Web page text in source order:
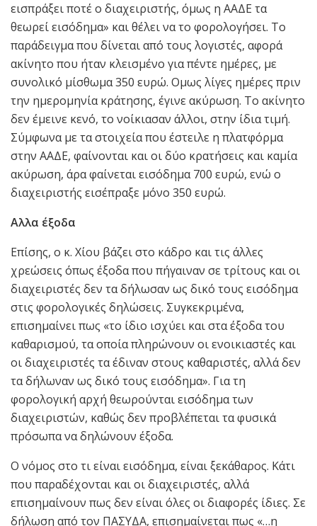
εισπράξει ποτέ ο διαχειριστής, όμως η ΑΑΔΕ τα
θεωρεί εισόδημα» και θέλει να το φορολογήσει. Το
παράδειγμα που δίνεται από τους λογιστές, αφορά
ακίνητο που ήταν κλεισμένο για πέντε ημέρες, με
συνολικό μίσθωμα 350 ευρώ. Ομως λίγες ημέρες πριν
την ημερομηνία κράτησης, έγινε ακύρωση. Το ακίνητο
δεν έμεινε κενό, το νοίκιασαν άλλοι, στην ίδια τιμή.
Σύμφωνα με τα στοιχεία που έστειλε η πλατφόρμα
στην ΑΑΔΕ, φαίνονται και οι δύο κρατήσεις και καμία
ακύρωση, άρα φαίνεται εισόδημα 700 ευρώ, ενώ ο
διαχειριστής εισέπραξε μόνο 350 ευρώ.
Αλλα έξοδα
Επίσης, ο κ. Χίου βάζει στο κάδρο και τις άλλες
χρεώσεις όπως έξοδα που πήγαιναν σε τρίτους και οι
διαχειριστές δεν τα δήλωσαν ως δικό τους εισόδημα
στις φορολογικές δηλώσεις. Συγκεκριμένα,
επισημαίνει πως «το ίδιο ισχύει και στα έξοδα του
καθαρισμού, τα οποία πληρώνουν οι ενοικιαστές και
οι διαχειριστές τα έδιναν στους καθαριστές, αλλά δεν
τα δήλωναν ως δικό τους εισόδημα». Για τη
φορολογική αρχή θεωρούνται εισόδημα των
διαχειριστών, καθώς δεν προβλέπεται τα φυσικά
πρόσωπα να δηλώνουν έξοδα.
Ο νόμος στο τι είναι εισόδημα, είναι ξεκάθαρος. Κάτι
που παραδέχονται και οι διαχειριστές, αλλά
επισημαίνουν πως δεν είναι όλες οι διαφορές ίδιες. Σε
δήλωση από τον ΠΑΣΥΔΑ, επισημαίνεται πως «…η